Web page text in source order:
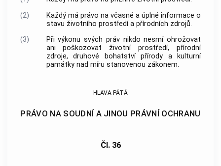
(2)
Každý má právo na včasné a úplné informace o
stavu životního prostředí a přírodních zdrojů.
(3)
Při výkonu svých práv nikdo nesmí ohrožovat
ani poškozovat životní prostředí, přírodní
zdroje, druhové bohatství přírody a kulturní
památky nad míru stanovenou zákonem.
HLAVA PÁTÁ
PRÁVO NA SOUDNÍ A JINOU PRÁVNÍ OCHRANU
Čl. 36